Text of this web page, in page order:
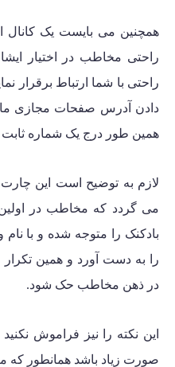
همچنین می بایست یک کانال
راحتی مخاطب در اختیار
راحتی با شما ارتباط برقرار
دادن آدرس صفحات مجازی
همین طور درج یک شماره ثابت
لازم به توضیح است این
می گردد که مخاطب در
بادکنک را متوجه شده و با
را به دست آورد و همین
در ذهن مخاطب حک شود.
این نکته را نیز فراموش
صورت زیاد باشد همانطور که